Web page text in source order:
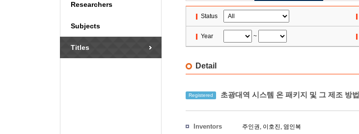
Researchers
Subjects
Titles
Status
Year ~
Detail
Registered 초광대역 시스템 온 패키지 및 그 제조 방법
Inventors 주인권 , 이호진, 염인복